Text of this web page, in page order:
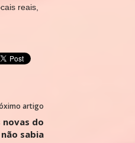
reais,
artigo
novas do
sabia